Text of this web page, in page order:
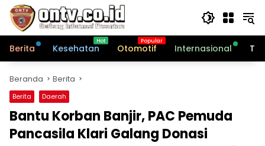
Langsung
konten
Berita
Kesehatan Otomotif Internasional
Beranda Berita
Berita Daerah
Bantu Korban Banjir, PAC Pemuda
Pancasila Klari Galang Donasi